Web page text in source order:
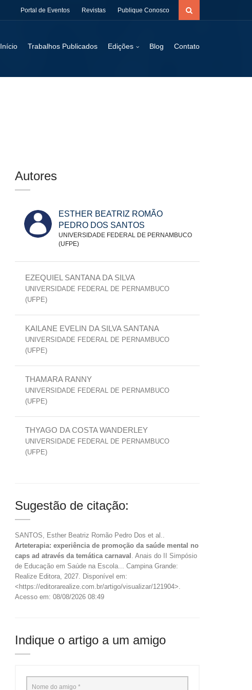
Portal de Eventos Revistas Publique Conosco
Início Trabalhos Publicados Edições Blog Contato
Autores
ESTHER BEATRIZ ROMÃO
PEDRO DOS SANTOS
UNIVERSIDADE FEDERAL DE PERNAMBUCO
(UFPE)
EZEQUIEL SANTANA DA SILVA
UNIVERSIDADE FEDERAL DE PERNAMBUCO
(UFPE)
KAILANE EVELIN DA SILVA SANTANA
UNIVERSIDADE FEDERAL DE PERNAMBUCO
(UFPE)
THAMARA RANNY
UNIVERSIDADE FEDERAL DE PERNAMBUCO
(UFPE)
THYAGO DA COSTA WANDERLEY
UNIVERSIDADE FEDERAL DE PERNAMBUCO
(UFPE)
Sugestão de citação:
SANTOS, Esther Beatriz Romão Pedro Dos et al..
Arteterapia: experiência de promoção da saúde mental no
caps ad através da temática carnaval . Anais do II Simpósio
de Educação em Saúde na Escola... Campina Grande:
Realize Editora, 2027. Disponível em:
<https://editorarealize.com.br/artigo/visualizar/121904>.
Acesso em: 08/08/2026 08:49
Indique o artigo a um amigo